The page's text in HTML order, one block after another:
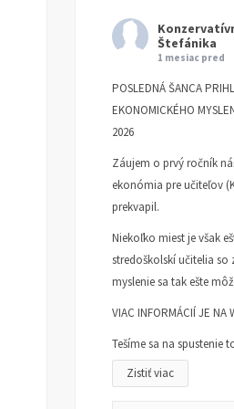
Štefánika
1 mesiac pred
POSLEDNÁ ŠANCA
EKONOMICKÉHO
2026
Záujem o prvý ročník
ekonómia pre učiteľov
prekvapil.
Niekoľko miest je však
stredoškolskí učitelia
myslenie sa tak ešte
VIAC INFORMÁCIÍ JE NA
Tešíme sa na spustenie
Zistiť viac